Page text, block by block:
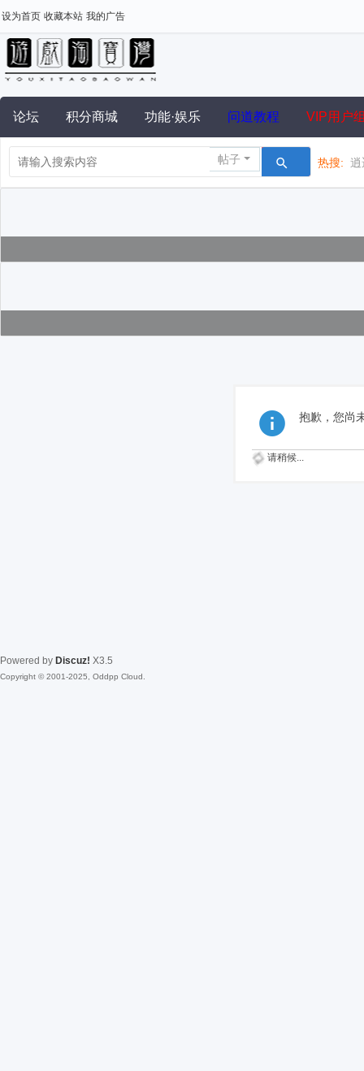
设为首页 收藏本站 我的广告
论坛 积分商城 功能·娱乐 问道教程 VIP用户
帖子 热搜: 逍
抱歉，您尚
请稍候...
Powered by Discuz! X3.5
Copyright © 2001-2025, Oddpp Cloud.